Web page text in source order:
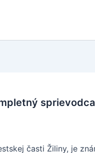
časti Žiliny, je